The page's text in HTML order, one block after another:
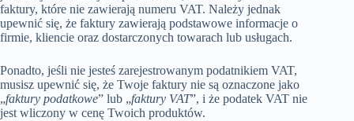
faktury, które nie zawierają numeru VAT. Należy jednak
upewnić się, że faktury zawierają podstawowe informacje o
firmie, kliencie oraz dostarczonych towarach lub usługach.
Ponadto, jeśli nie jesteś zarejestrowanym podatnikiem VAT,
musisz upewnić się, że Twoje faktury nie są oznaczone jako
„faktury podatkowe” lub „faktury VAT”, i że podatek VAT nie
jest wliczony w cenę Twoich produktów.